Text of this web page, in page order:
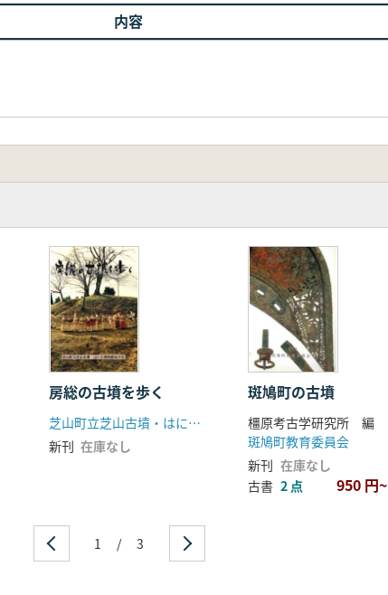
内容
房総の古墳を歩く
芝山町立芝山古墳・はにわ博物館友の会
新刊 在庫なし
斑鳩町の古墳
橿原考古学研究所 編
斑鳩町教育委員会
新刊 在庫なし
古書 2 点 950 円~
1 / 3